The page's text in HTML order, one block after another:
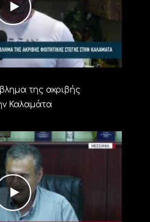
της ακριβής
Καλαμάτα